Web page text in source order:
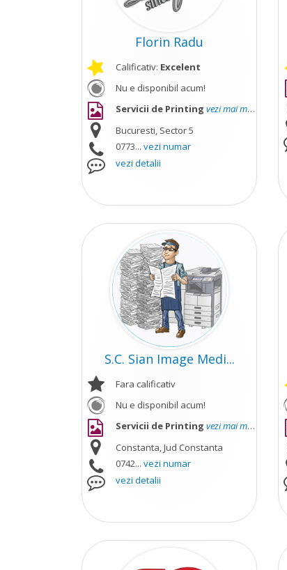
Florin Radu
Calificativ: Excelent
Nu e disponibil acum!
Servicii de Printing vezi mai mult
Bucuresti, Sector 5
0773... vezi numar
vezi detalii
S.C. Sian Image Medi...
Fara calificativ
Nu e disponibil acum!
Servicii de Printing vezi mai mult
Constanta, Jud Constanta
0742... vezi numar
vezi detalii